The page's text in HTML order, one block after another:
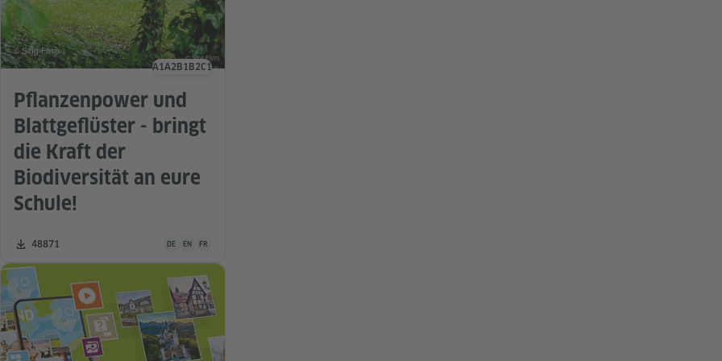
Pflanzenpower und
Blattgeflüster - bringt
die Kraft der
Biodiversität an eure
Schule!
Zahl der Downloads:
48871 Unterrichtsmaterial ist in folgenden Sprachen verfügbar Deutsch, Englisch, Französisch
DE EN FR
© Sing Films
Sprachniveau
A1A2 B1 B2C1